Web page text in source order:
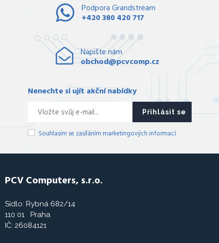
Podpora Grandstream
+420 380 420 717
Napište nám
obchod@pcvcomp.cz
Nenechte si ujít akční nabídky
Přihlásit se
Souhlasím se zasíláním marketingových informací
PCV Computers, s.r.o.
Sídlo: Rybná 682/14
110 01 Praha
IČ: 26084121